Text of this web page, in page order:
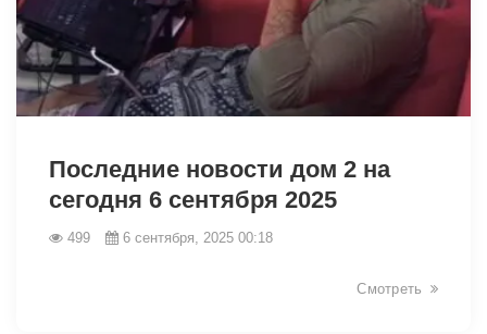
Последние новости дом 2 на
сегодня 6 сентября 2025
499 6 сентября, 2025 00:18
Смотреть